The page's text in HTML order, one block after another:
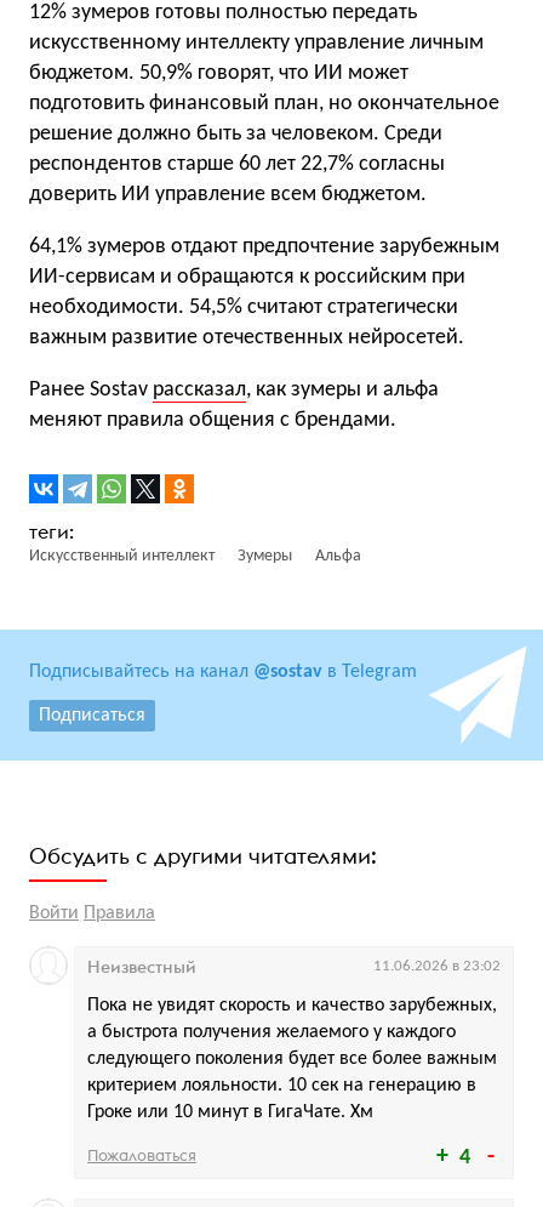
12% зумеров готовы полностью передать
искусственному интеллекту управление личным
бюджетом. 50,9% говорят, что ИИ может
подготовить финансовый план, но окончательное
решение должно быть за человеком. Среди
респондентов старше 60 лет 22,7% согласны
доверить ИИ управление всем бюджетом.
64,1% зумеров отдают предпочтение зарубежным
ИИ-сервисам и обращаются к российским при
необходимости. 54,5% считают стратегически
важным развитие отечественных нейросетей.
Ранее Sostav рассказал, как зумеры и альфа
меняют правила общения с брендами.
Искусственный интеллект Зумеры Альфа
Подписывайтесь на канал @sostav в Telegram
Подписаться
Обсудить с другими читателями:
Войти Правила
4
Пока не увидят скорость и качество зарубежных,
а быстрота получения желаемого у каждого
следующего поколения будет все более важным
критерием лояльности. 10 сек на генерацию в
Гроке или 10 минут в ГигаЧате. Хм
Неизвестный 11.06.2026 в 23:02
Пожаловаться